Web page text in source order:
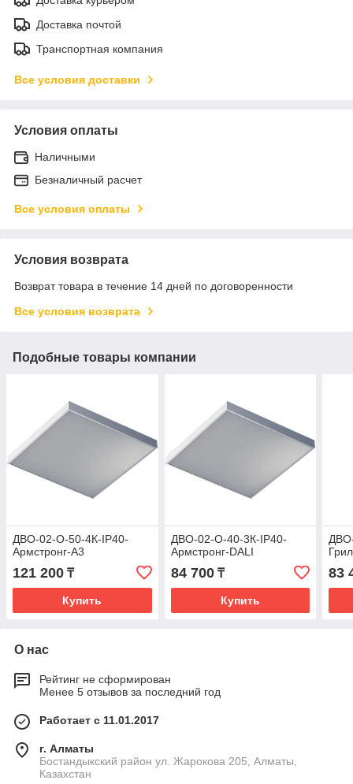
Доставка почтой
Транспортная компания
Все условия доставки
Условия оплаты
Наличными
Безналичный расчет
Все условия оплаты
Условия возврата
Возврат товара в течение 14 дней по договоренности
Все условия возврата
Подобные товары компании
ДВО-02-О-50-4К-IP40-
Армстронг-А3
121 200 ₸
Купить
ДВО-02-О-40-3К-IP40-
Армстронг-DALI
84 700₸
Купить
83
О нас
Рейтинг не сформирован
Менее 5 отзывов за последний год
Работает с 11.01.2017
г. Алматы
Бостандыкский район ул. Жарокова 205, Алматы,
Казахстан